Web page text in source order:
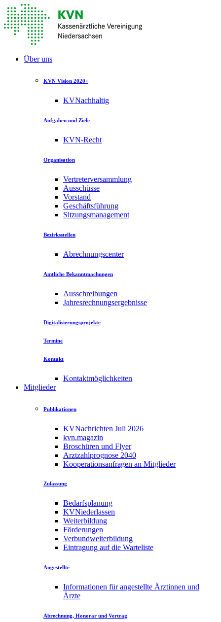
Über uns
KVN Vision 2020+
KVNachhaltig
Aufgaben und Ziele
KVN-Recht
Organisation
Vertreterversammlung
Ausschüsse
Vorstand
Geschäftsführung
Sitzungsmanagement
Bezirksstellen
Abrechnungscenter
Amtliche Bekanntmachungen
Ausschreibungen
Jahresrechnungsergebnisse
Digitalisierungsprojekte
Termine
Kontakt
Kontaktmöglichkeiten
Mitglieder
Publikationen
KVNachrichten Juli 2026
kvn.magazin
Broschüren und Flyer
Arztzahlprognose 2040
Kooperationsanfragen an Mitglieder
Zulassung
Bedarfsplanung
KVNiederlassen
Weiterbildung
Förderungen
Verbundweiterbildung
Eintragung auf die Warteliste
Angestellte
Informationen für angestellte Ärztinnen und
Ärzte
Abrechnung, Honorar und Vertrag